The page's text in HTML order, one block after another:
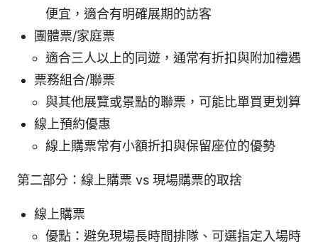
便宜，適合有明確展期的訪客
團體票/家庭票
適合三人以上的同遊，通常有折扣與附加禮遇
票務組合/聯票
與其他展覽或景點的聯票，可能比單買更划算
線上預約優惠
線上購票常有小額折扣與保留座位的優勢
第二部分：線上購票 vs 現場購票的取捨
線上購票
優點：避免現場長時間排隊、可選指定入場時